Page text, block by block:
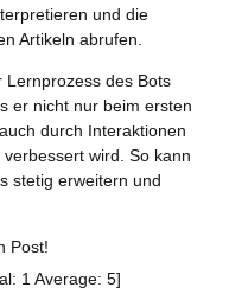
und die
Artikeln abrufen.
Lernprozess des Bots
er nicht nur beim ersten
durch Interaktionen
wird. So kann
stetig erweitern und
Post!
1 Average: 5]